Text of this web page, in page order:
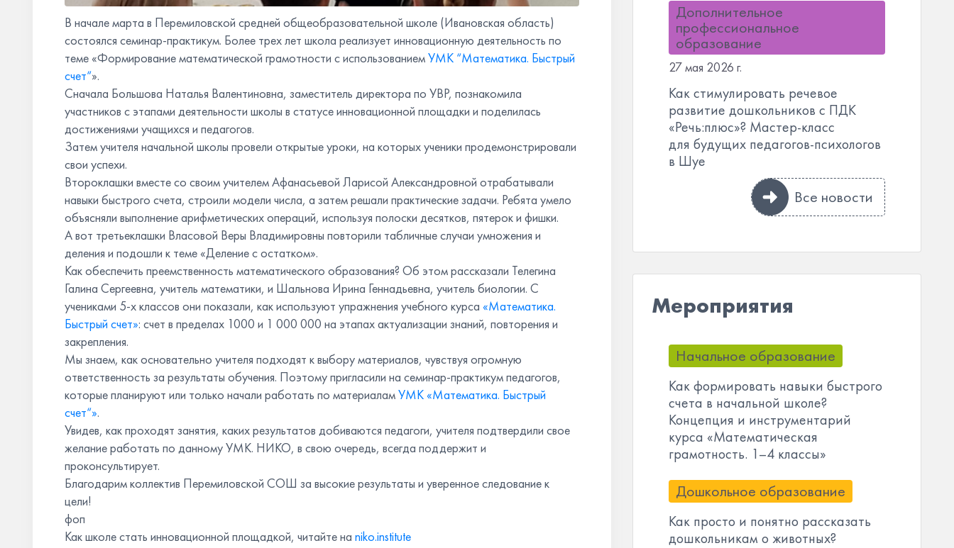
В начале марта в Перемиловской средней общеобразовательной школе (Ивановская область)
состоялся семинар-практикум. Более трех лет школа реализует инновационную деятельность по
теме «Формирование математической грамотности с использованиемУМК “Математика. Быстрый
счет“».
Сначала Большова Наталья Валентиновна, заместитель директора по УВР, познакомила
участников с этапами деятельности школы в статусе инновационной площадки и поделилась
достижениями учащихся и педагогов.
Затем учителя начальной школы провели открытые уроки, на которых ученики продемонстрировали
свои успехи.
Второклашки вместе со своим учителем Афанасьевой Ларисой Александровной отрабатывали
навыки быстрого счета, строили модели числа, а затем решали практические задачи. Ребята умело
объясняли выполнение арифметических операций, используя полоски десятков, пятерок и фишки.
А вот третьеклашки Власовой Веры Владимировны повторили табличные случаи умножения и
деления и подошли к теме «Деление с остатком».
Как обеспечить преемственность математического образования? Об этом рассказали Телегина
Галина Сергеевна, учитель математики, и Шальнова Ирина Геннадьевна, учитель биологии. С
учениками 5-х классов они показали, как используют упражнения учебного курса «Математика.
Быстрый счет»: счет в пределах 1000 и 1 000 000 на этапах актуализации знаний, повторения и
закрепления.
Мы знаем, как основательно учителя подходят к выбору материалов, чувствуя огромную
ответственность за результаты обучения. Поэтому пригласили на семинар-практикум педагогов,
которые планируют или только начали работать по материаламУМК «Математика. Быстрый
счет“».
Увидев, как проходят занятия, каких результатов добиваются педагоги, учителя подтвердили свое
желание работать по данному УМК. НИКО, в свою очередь, всегда поддержит и
проконсультирует.
Благодарим коллектив Перемиловской СОШ за высокие результаты и уверенное следование к
цели!
фоп
Как школе стать инновационной площадкой, читайте на niko.institute
Дополнительное
профессиональное
образование
27 мая 2026 г.
Как стимулировать речевое
развитие дошкольников с ПДК
«Речь:плюс»? Мастер-класс
для будущих педагогов-психологов
в Шуе
Все новости
Мероприятия
Начальное образование
Как формировать навыки быстрого
счета в начальной школе?
Концепция и инструментарий
курса «Математическая
грамотность. 1–4 классы»
Дошкольное образование
Как просто и понятно рассказать
дошкольникам о животных?